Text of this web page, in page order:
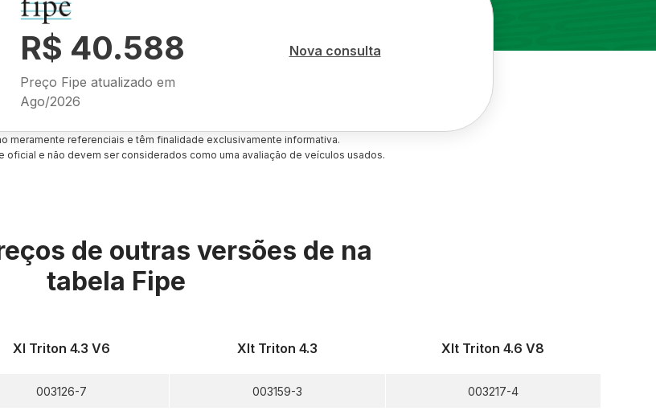
R$ 40.588
Preço Fipe atualizado em
Ago/2026
Nova consulta
meramente referenciais e têm finalidade exclusivamente informativa.
oficial e não devem ser considerados como uma avaliação de veículos usados.
de outras versões de na
tabela Fipe
Xl Triton 4.3 V6
003126-7
Xlt Triton 4.3
003159-3
Xlt Triton 4.6 V8
003217-4